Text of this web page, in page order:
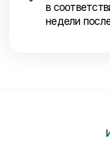
в
недели